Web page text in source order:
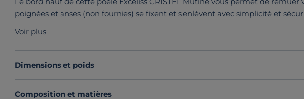
poignées et anses (non fournies) se fixent et s'enlèvent avec simplicité et
revêtement anti-adhérent Exceliss vous permet de cuisiner vos aliments sans
brûlent. Son fond thermodiffuseur permet également de conserver la
fois à table.
Voir plus
Dimensions et poids
Composition et matières